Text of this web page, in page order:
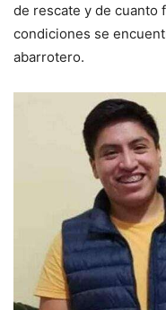
de rescate y de cuanto
condiciones se
abarrotero.